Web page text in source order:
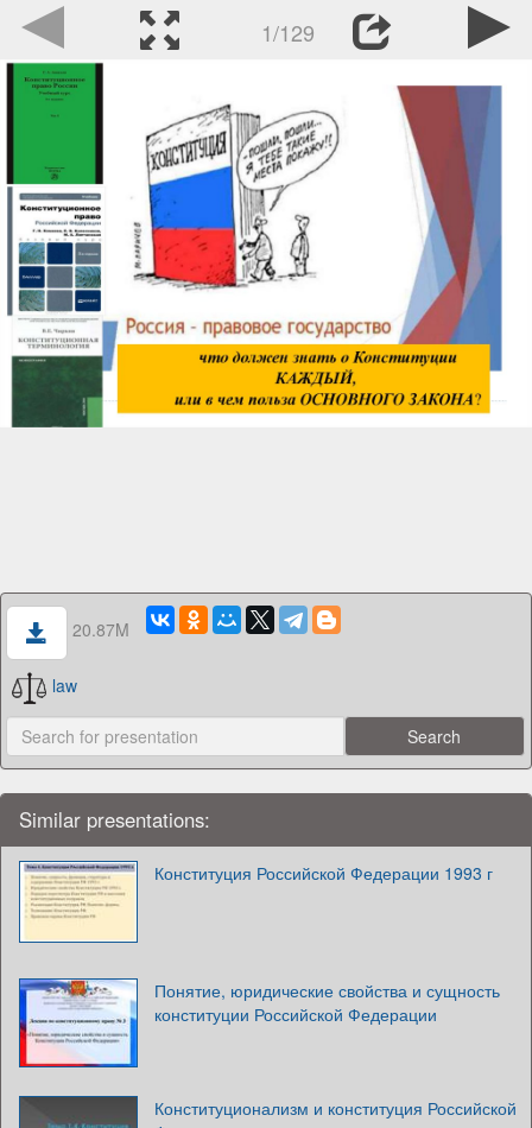
1/129
20.87M
law
Similar presentations:
Конституция Российской Федерации 1993 г
Понятие, юридические свойства и сущность
конституции Российской Федерации
Конституционализм и конституция Российской